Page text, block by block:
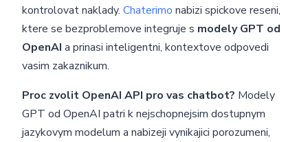
kontrolovat naklady. Chaterimo nabizi spickove reseni,
ktere se bezproblemove integruje s modely GPT od
OpenAI a prinasi inteligentni, kontextove odpovedi
vasim zakaznikum.
Proc zvolit OpenAI API pro vas chatbot? Modely
GPT od OpenAI patri k nejschopnejsim dostupnym
jazykovym modelum a nabizeji vynikajici porozumeni,